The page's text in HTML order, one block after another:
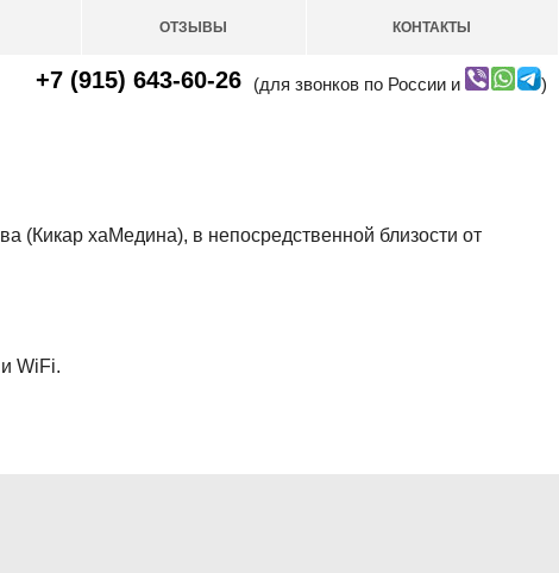
ОТЗЫВЫ КОНТАКТЫ
+7 (915) 643-60-26 (для звонков по России и )
(Кикар хаМедина), в непосредственной близости от
WiFi.